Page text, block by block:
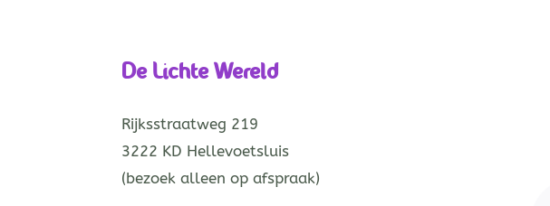
De Lichte Wereld
Rijksstraatweg 219
3222 KD Hellevoetsluis
(bezoek alleen op afspraak)